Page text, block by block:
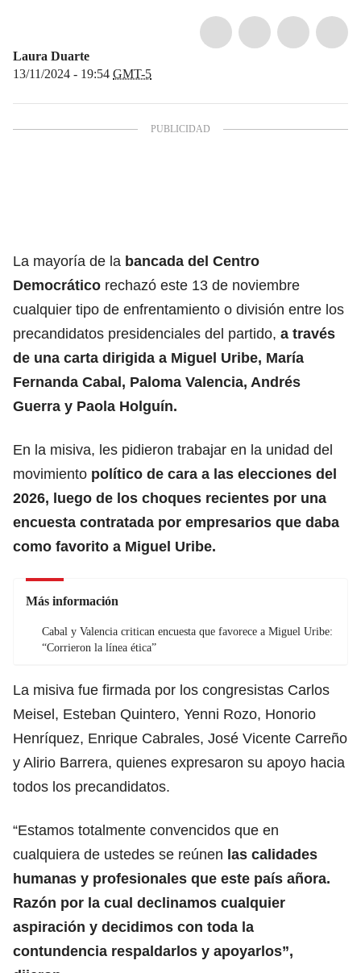
Laura Duarte
13/11/2024 - 19:54 GMT-5
La mayoría de la bancada del Centro
Democrático rechazó este 13 de noviembre
cualquier tipo de enfrentamiento o división entre los
precandidatos presidenciales del partido, a través
de una carta dirigida a Miguel Uribe, María
Fernanda Cabal, Paloma Valencia, Andrés
Guerra y Paola Holguín.
En la misiva, les pidieron trabajar en la unidad del
movimiento político de cara a las elecciones del
2026, luego de los choques recientes por una
encuesta contratada por empresarios que daba
como favorito a Miguel Uribe.
Más información
Cabal y Valencia critican encuesta que favorece a Miguel Uribe:
“Corrieron la línea ética”
La misiva fue firmada por los congresistas Carlos
Meisel, Esteban Quintero, Yenni Rozo, Honorio
Henríquez, Enrique Cabrales, José Vicente Carreño
y Alirio Barrera, quienes expresaron su apoyo hacia
todos los precandidatos.
“Estamos totalmente convencidos que en
cualquiera de ustedes se reúnen las calidades
humanas y profesionales que este país añora.
Razón por la cual declinamos cualquier
aspiración y decidimos con toda la
contundencia respaldarlos y apoyarlos”,